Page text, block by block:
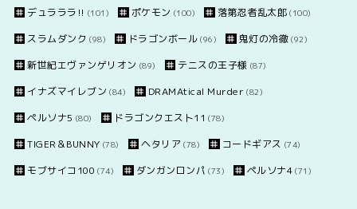
デュラララ!! (101) ポケモン (100) 落第忍者乱太郎 (100)
スラムダンク (98) ドラゴンボール (96) 鬼灯の冷徹 (92)
新世紀エヴァンゲリオン (89) テニスの王子様 (87)
イナズマイレブン (84) DRAMAtical Murder (82)
ペルソナ5 (80) ドラゴンクエスト11 (78)
TIGER＆BUNNY (78) ヘタリア (78) コードギアス (74)
モブサイコ100 (74) ダンガンロンパ (73) ペルソナ4 (71)